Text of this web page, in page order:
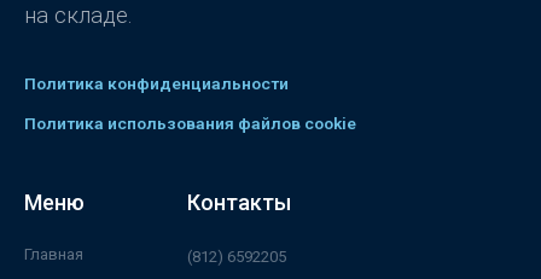
на складе.
Политика конфиденциальности
Политика использования файлов cookie
Меню
Главная
Контакты
(812) 6592205